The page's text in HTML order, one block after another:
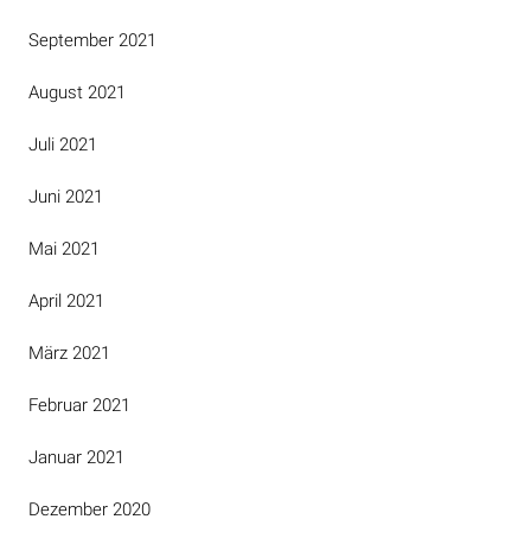
September 2021
August 2021
Juli 2021
Juni 2021
Mai 2021
April 2021
März 2021
Februar 2021
Januar 2021
Dezember 2020